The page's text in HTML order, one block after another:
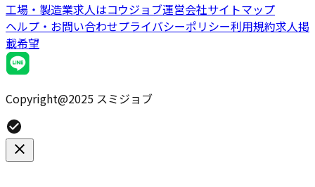
工場・製造業求人はコウジョブ運営会社サイトマップ
ヘルプ・お問い合わせプライバシーポリシー利用規約求人掲
載希望
Copyright@2025 スミジョブ